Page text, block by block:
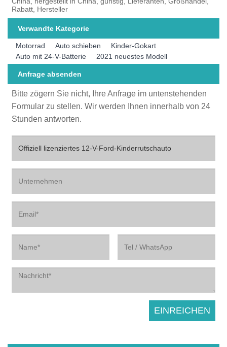
Rabatt, Hersteller
Verwandte Kategorie
Motorrad Auto schieben
Kinder-Gokart
Auto mit 24-V-Batterie
2021 neuestes Modell
Anfrage absenden
Bitte zögern Sie nicht, Ihre Anfrage im untenstehenden
Formular zu stellen. Wir werden Ihnen innerhalb von 24
Stunden antworten.